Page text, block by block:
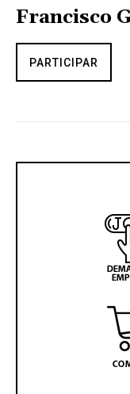
Francisco
PARTICIPAR